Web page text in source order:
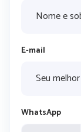
E-mail
WhatsApp